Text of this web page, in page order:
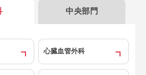
中央部門
心臓血管外科